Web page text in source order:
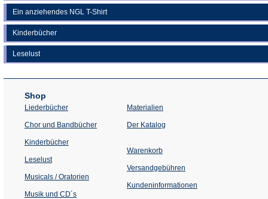
Ein anziehendes NGL T-Shirt
Kinderbücher
Leselust
Shop
Liederbücher
Chor und Bandbücher
Kinderbücher
Leselust
Musicals / Oratorien
Musik und CD´s
Materialien
Der Katalog
Warenkorb
Versandgebühren
Kundeninformationen